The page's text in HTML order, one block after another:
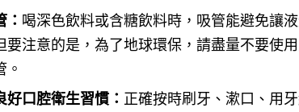
： 喝深色飲料或含糖飲料時，吸管能避免讓
要注意的是，為了地球環保，請盡量不要使
。
好口腔衛生習慣： 正確按時刷牙、漱口、用